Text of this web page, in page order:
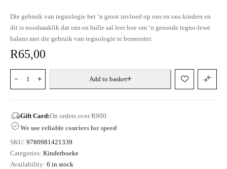
Die gebruik van tegnologie het ‘n groot invloed op ons en ons kinders en
dit is noodsaaklik dat ons en hulle sal leer hoe om ‘n gesonde tegno-lewe
balans met die gebruik van tegnologie te bemeester.
R65,00
Add to basket
Gift Card:On orders over R900
We use reliable couriers for speed
SKU: 9780981421339
Categories: Kinderboeke
Availability: 6 in stock